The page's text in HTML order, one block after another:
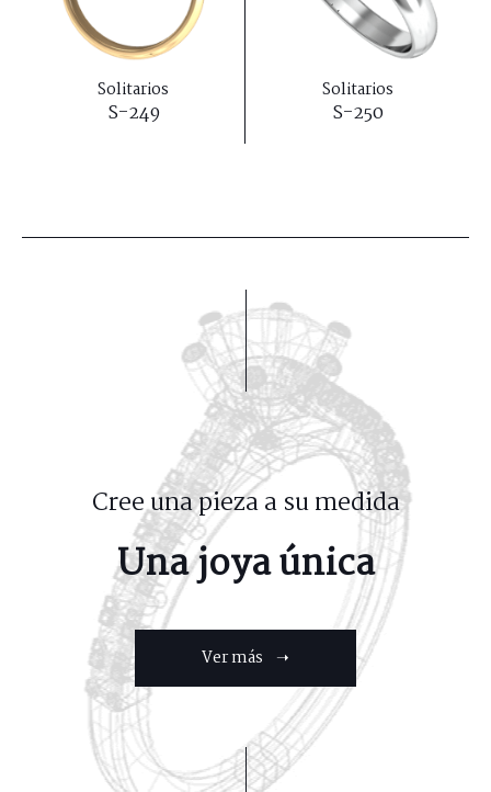
Solitarios
S-249
Solitarios
S-250
Cree una pieza a su medida
Una joya única
Ver más ➝